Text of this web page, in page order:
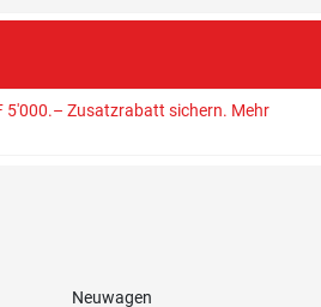
Neuwagen
5'000.– Zusatzrabatt sichern. Mehr